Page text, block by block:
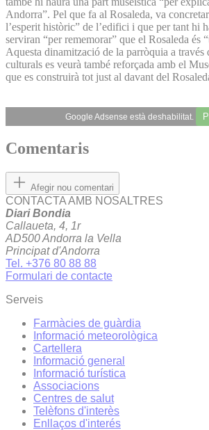
Andorra”. Pel que fa al Rosaleda, va
l’esperit històric” de l’edifici i que per tant hi
serviran “per rememorar” que el Rosaleda és
Aquesta dinamització de la parròquia a través
culturals es veurà també reforçada amb el
que es construirà tot just al davant del
Google Adsense està deshabilitat.
Comentaris
Afegir nou comentari
CONTACTA AMB NOSALTRES
Diari Bondia
Callaueta, 4, 1r
AD500 Andorra la Vella
Principat d'Andorra
Tel. +376 80 88 88
Formulari de contacte
Serveis
Farmàcies de guàrdia
Informació meteorològica
Cartellera
Informació general
Informació turística
Associacions
Centres de salut
Telèfons d'interès
Enllaços d'interés